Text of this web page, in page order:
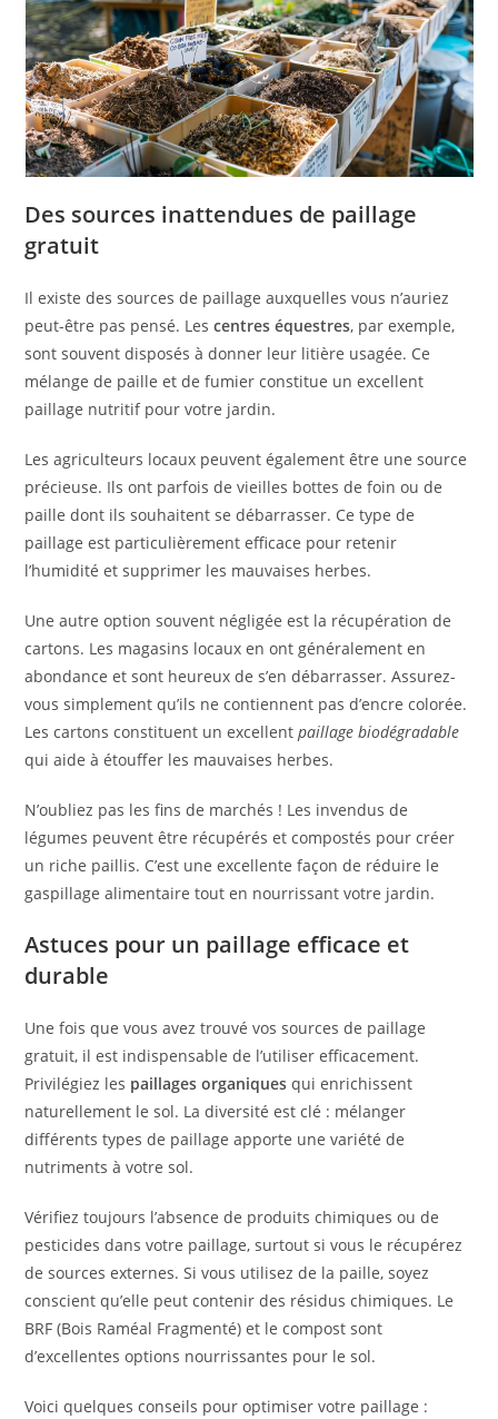
Des sources inattendues de paillage
gratuit
Il existe des sources de paillage auxquelles vous n’auriez
peut-être pas pensé. Lescentres équestres, par exemple,
sont souvent disposés à donner leur litière usagée. Ce
mélange de paille et de fumier constitue un excellent
paillage nutritif pour votre jardin.
Les agriculteurs locaux peuvent également être une source
précieuse. Ils ont parfois de vieilles bottes de foin ou de
paille dont ils souhaitent se débarrasser. Ce type de
paillage est particulièrement efficace pour retenir
l’humidité et supprimer les mauvaises herbes.
Une autre option souvent négligée est la récupération de
cartons. Les magasins locaux en ont généralement en
abondance et sont heureux de s’en débarrasser. Assurez-
vous simplement qu’ils ne contiennent pas d’encre colorée.
Les cartons constituent un excellentpaillage biodégradable
qui aide à étouffer les mauvaises herbes.
N’oubliez pas les fins de marchés ! Les invendus de
légumes peuvent être récupérés et compostés pour créer
un riche paillis. C’est une excellente façon de réduire le
gaspillage alimentaire tout en nourrissant votre jardin.
Astuces pour un paillage efficace et
durable
Une fois que vous avez trouvé vos sources de paillage
gratuit, il est indispensable de l’utiliser efficacement.
Privilégiez les paillages organiques qui enrichissent
naturellement le sol. La diversité est clé : mélanger
différents types de paillage apporte une variété de
nutriments à votre sol.
Vérifiez toujours l’absence de produits chimiques ou de
pesticides dans votre paillage, surtout si vous le récupérez
de sources externes. Si vous utilisez de la paille, soyez
conscient qu’elle peut contenir des résidus chimiques. Le
BRF (Bois Raméal Fragmenté) et le compost sont
d’excellentes options nourrissantes pour le sol.
Voici quelques conseils pour optimiser votre paillage :